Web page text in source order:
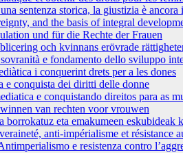
sentenza storica, la giustizia è ancora
and the basis of integral
und für die Rechte der Frauen
och kvinnans erövrade
e fondamento dello sviluppo
i conquerint drets per a les dones
e conquista dei diritti delle donne
e conquistando direitos para as
van rechten voor vrouwen
eta emakumeen eskubideak
anti-impérialisme et résistance
e resistenza contro